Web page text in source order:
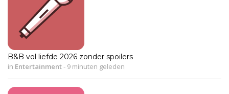
B&B vol liefde 2026 zonder spoilers
in Entertainment- 9 minuten geleden